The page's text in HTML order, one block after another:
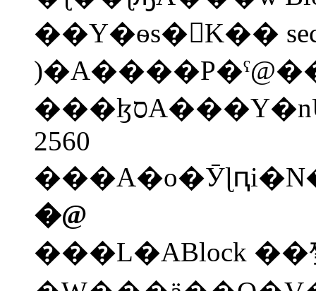
��Y�ѳs�򪺤K��
)�A����P�ˤ@��
���ɮסA���Y�nŪ�������ƫh�j�T����
2560
�@
���L�ABlock ��